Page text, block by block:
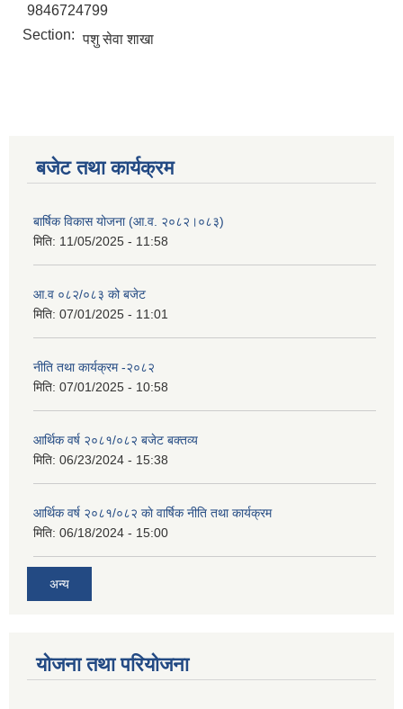
9846724799
Section: पशु सेवा शाखा
बजेट तथा कार्यक्रम
बार्षिक विकास योजना (आ.व. २०८२।०८३)
मिति: 11/05/2025 - 11:58
आ.व ०८२/०८३ को बजेट
मिति: 07/01/2025 - 11:01
नीति तथा कार्यक्रम -२०८२
मिति: 07/01/2025 - 10:58
आर्थिक वर्ष २०८१/०८२ बजेट बक्तव्य
मिति: 06/23/2024 - 15:38
आर्थिक वर्ष २०८१/०८२ काे वार्षिक नीति तथा कार्यक्रम
मिति: 06/18/2024 - 15:00
अन्य
योजना तथा परियोजना